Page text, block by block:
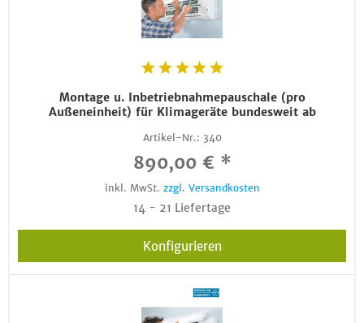
Montage u. Inbetriebnahmepauschale (pro
Außeneinheit) für Klimageräte bundesweit ab
Artikel-Nr.: 340
890,00 € *
inkl. MwSt. zzgl. Versandkosten
14 - 21 Liefertage
Konfigurieren